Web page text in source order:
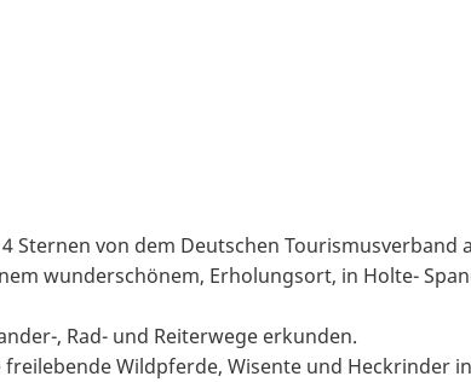
Sternen von dem Deutschen Tourismusverband
wunderschönem, Erholungsort, in Holte-
, Rad- und Reiterwege erkunden.
Wildpferde, Wisente und Heckrinder